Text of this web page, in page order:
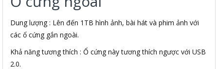
Dung lượng : Lên đến 1TB hình ảnh, bài hát và phim ảnh với
các ổ cứng gắn ngoài.
Khả năng tương thích : Ổ cứng này tương thích ngược với USB
2.0.